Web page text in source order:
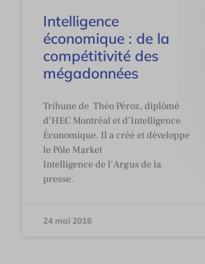
Intelligence
économique : de la
compétitivité des
mégadonnées
Tribune de Théo Péroz, diplômé
d’HEC Montréal et d’Intelligence
Économique. Il a créé et développe
le Pôle Market
Intelligence de l’Argus de la
presse.
24 mai 2016